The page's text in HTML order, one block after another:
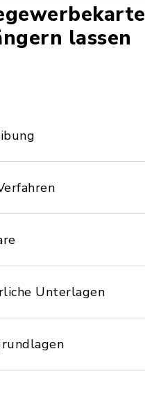
lassen
Unterlagen